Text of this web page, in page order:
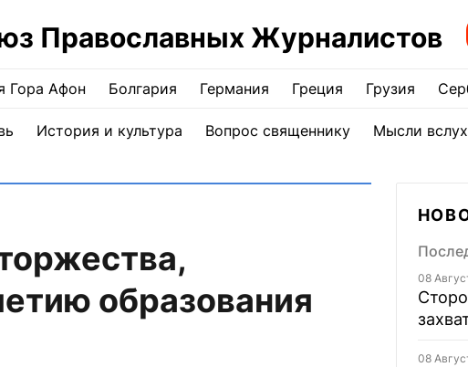
Православных Журналистов
Гора Афон Болгария Германия Греция Грузия
История и культура Вопрос священнику Мысли вслух
образования
08
08